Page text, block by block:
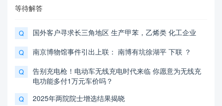
等待解答
Q 国外客户寻求长三角地区 生产甲苯，乙烯类 化工企业
Q 南京博物馆事件引出上联： 南博有坑徐湖平 下联 ？
Q
告别充电枪！电动车无线充电时代来临 你愿意为无线充
电功能多付1万元车价吗？
Q 2025年两院院士增选结果揭晓